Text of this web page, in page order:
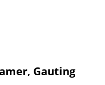
Gauting